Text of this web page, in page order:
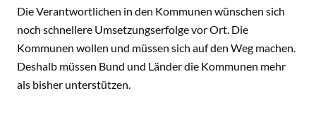
Die Verantwortlichen in den Kommunen wünschen sich
noch schnellere Umsetzungserfolge vor Ort. Die
Kommunen wollen und müssen sich auf den Weg machen.
Deshalb müssen Bund und Länder die Kommunen mehr
als bisher unterstützen.